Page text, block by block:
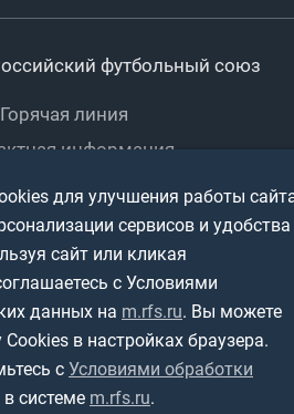
Любители
Спортшколы
Ветераны
Спортсмены с ОВЗ
футбольный союз
Горячая линия
информация
персональных данных
информации
версия сайта
для улучшения работы
сервисов и удобства
сайт или кликая
с Условиями
данных на m.rfs.ru. Вы можете
в настройках браузера.
с Условиями обработки
в системе m.rfs.ru.